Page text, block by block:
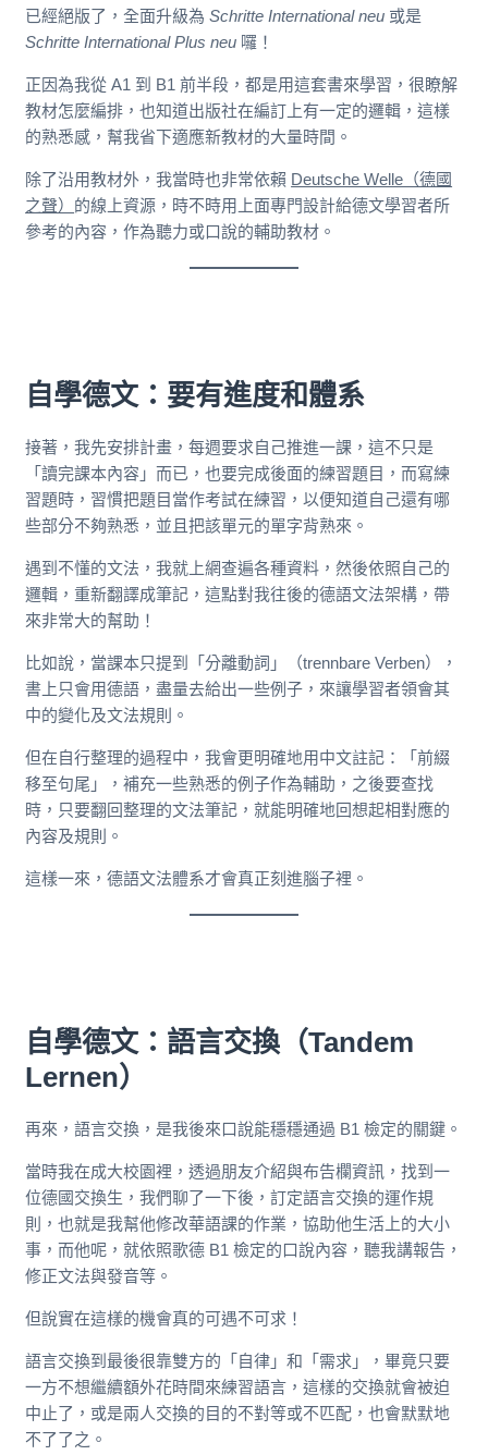
已經絕版了，全面升級為Schritte International neu 或是
Schritte International Plus neu 囉！
正因為我從 A1 到 B1 前半段，都是用這套書來學習，很瞭解
教材怎麼編排，也知道出版社在編訂上有一定的邏輯，這樣
的熟悉感，幫我省下適應新教材的大量時間。
除了沿用教材外，我當時也非常依賴 Deutsche Welle（德國
之聲） 的線上資源，時不時用上面專門設計給德文學習者所
參考的內容，作為聽力或口說的輔助教材。
自學德文：要有進度和體系
接著，我先安排計畫，每週要求自己推進一課，這不只是
「讀完課本內容」而已，也要完成後面的練習題目，而寫練
習題時，習慣把題目當作考試在練習，以便知道自己還有哪
些部分不夠熟悉，並且把該單元的單字背熟來。
遇到不懂的文法，我就上網查遍各種資料，然後依照自己的
邏輯，重新翻譯成筆記，這點對我往後的德語文法架構，帶
來非常大的幫助！
比如說，當課本只提到「分離動詞」（trennbare Verben），
書上只會用德語，盡量去給出一些例子，來讓學習者領會其
中的變化及文法規則。
但在自行整理的過程中，我會更明確地用中文註記：「前綴
移至句尾」，補充一些熟悉的例子作為輔助，之後要查找
時，只要翻回整理的文法筆記，就能明確地回想起相對應的
內容及規則。
這樣一來，德語文法體系才會真正刻進腦子裡。
自學德文：語言交換（Tandem
Lernen）
再來，語言交換，是我後來口說能穩穩通過 B1 檢定的關鍵。
當時我在成大校園裡，透過朋友介紹與布告欄資訊，找到一
位德國交換生，我們聊了一下後，訂定語言交換的運作規
則，也就是我幫他修改華語課的作業，協助他生活上的大小
事，而他呢，就依照歌德 B1 檢定的口說內容，聽我講報告，
修正文法與發音等。
但說實在這樣的機會真的可遇不可求！
語言交換到最後很靠雙方的「自律」和「需求」，畢竟只要
一方不想繼續額外花時間來練習語言，這樣的交換就會被迫
中止了，或是兩人交換的目的不對等或不匹配，也會默默地
不了了之。